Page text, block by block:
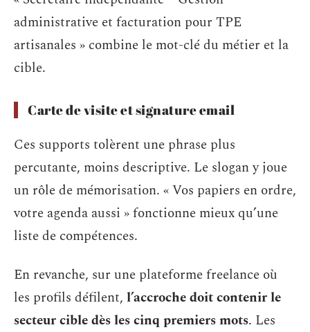
administrative et facturation pour TPE
artisanales » combine le mot-clé du métier et la
cible.
Carte de visite et signature email
Ces supports tolèrent une phrase plus
percutante, moins descriptive. Le slogan y joue
un rôle de mémorisation. « Vos papiers en ordre,
votre agenda aussi » fonctionne mieux qu’une
liste de compétences.
En revanche, sur une plateforme freelance où
les profils défilent, l’accroche doit contenir le
secteur cible dès les cinq premiers mots. Les